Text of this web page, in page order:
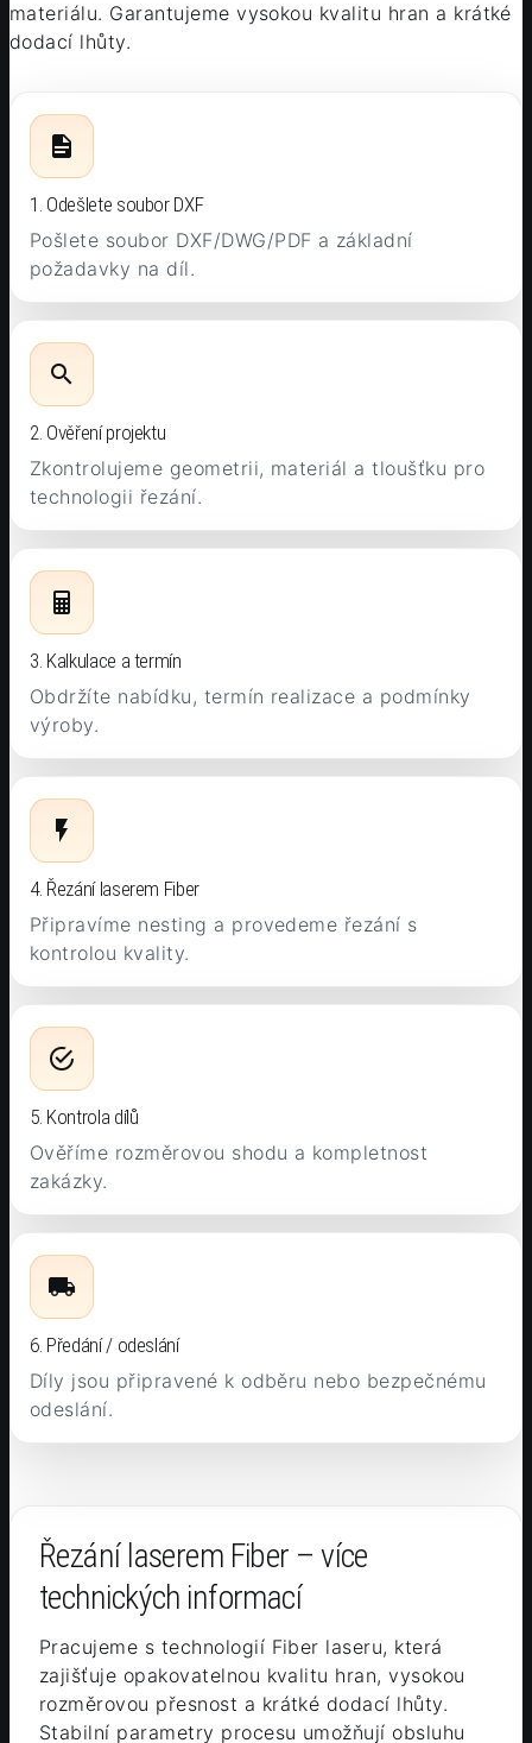
materiálu. Garantujeme vysokou kvalitu hran a krátké
dodací lhůty.
1. Odešlete soubor DXF
Pošlete soubor DXF/DWG/PDF a základní
požadavky na díl.
2. Ověření projektu
Zkontrolujeme geometrii, materiál a tloušťku pro
technologii řezání.
3. Kalkulace a termín
Obdržíte nabídku, termín realizace a podmínky
výroby.
4. Řezání laserem Fiber
Připravíme nesting a provedeme řezání s
kontrolou kvality.
5. Kontrola dílů
Ověříme rozměrovou shodu a kompletnost
zakázky.
6. Předání / odeslání
Díly jsou připravené k odběru nebo bezpečnému
odeslání.
Řezání laserem Fiber – více
technických informací
Pracujeme s technologií Fiber laseru, která
zajišťuje opakovatelnou kvalitu hran, vysokou
rozměrovou přesnost a krátké dodací lhůty.
Stabilní parametry procesu umožňují obsluhu